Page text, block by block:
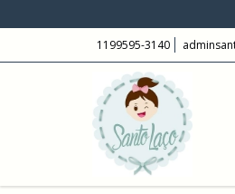
1199595-3140